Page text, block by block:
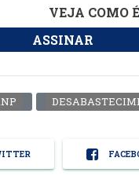
VEJA COMO
ASSINAR